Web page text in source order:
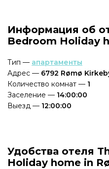
Информация об
Bedroom Holiday
Тип — апартаменты
Адрес — 6792 Rømø
Количество комнат — 1
Заселение — 14:00:00
Выезд — 12:00:00
Удобства отеля
Holiday home in